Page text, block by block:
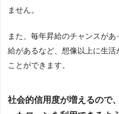
ません。
また、毎年昇給のチャンスが
給があるなど、想像以上に生
ことができます。
社会的信用度が増えるので